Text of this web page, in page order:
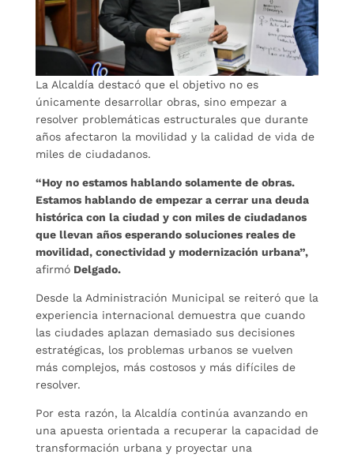
La Alcaldía destacó que el objetivo no es
únicamente desarrollar obras, sino empezar a
resolver problemáticas estructurales que durante
años afectaron la movilidad y la calidad de vida de
miles de ciudadanos.
“Hoy no estamos hablando solamente de obras.
Estamos hablando de empezar a cerrar una deuda
histórica con la ciudad y con miles de ciudadanos
que llevan años esperando soluciones reales de
movilidad, conectividad y modernización urbana”,
afirmóDelgado.
Desde la Administración Municipal se reiteró que la
experiencia internacional demuestra que cuando
las ciudades aplazan demasiado sus decisiones
estratégicas, los problemas urbanos se vuelven
más complejos, más costosos y más difíciles de
resolver.
Por esta razón, la Alcaldía continúa avanzando en
una apuesta orientada a recuperar la capacidad de
transformación urbana y proyectar una